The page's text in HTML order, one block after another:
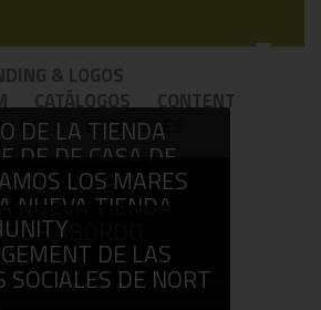
!
& LOGOS
CATÁLOGOS
CONTENT
ESPECIALES
WEB
DE LA TIENDA
DE DE CASA DE
DEL WEB DE
MARCH
LOS MARES
NUEVA TIENDA
DE ABORDO
DE LAS
SOCIALES DE NORT